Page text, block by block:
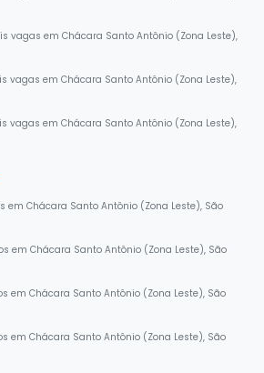
vagas em Chácara Santo Antônio (Zona Leste),
vagas em Chácara Santo Antônio (Zona Leste),
vagas em Chácara Santo Antônio (Zona Leste),
em Chácara Santo Antônio (Zona Leste), São
em Chácara Santo Antônio (Zona Leste), São
em Chácara Santo Antônio (Zona Leste), São
em Chácara Santo Antônio (Zona Leste), São